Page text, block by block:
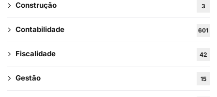
Construção 3
Contabilidade 601
Fiscalidade 42
Gestão 15